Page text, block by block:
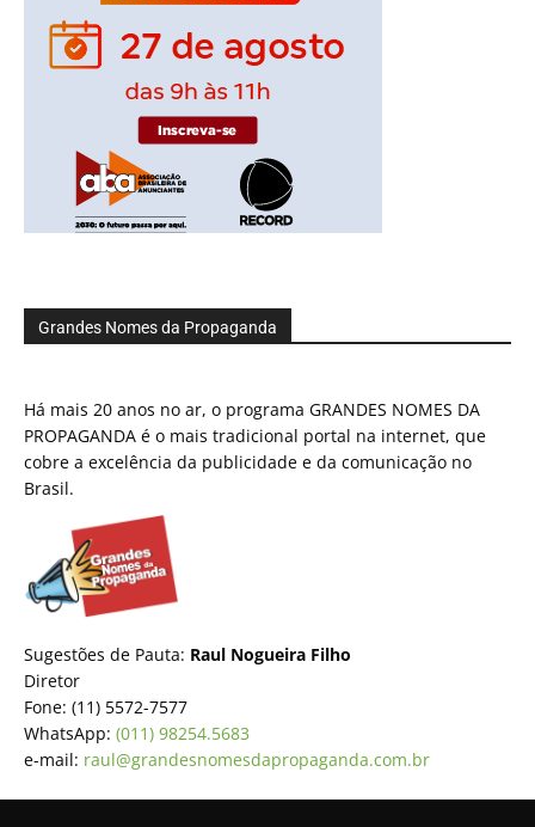
Grandes Nomes da Propaganda
Há mais 20 anos no ar, o programa GRANDES NOMES DA
PROPAGANDA é o mais tradicional portal na internet, que
cobre a excelência da publicidade e da comunicação no
Brasil.
Sugestões de Pauta: Raul Nogueira Filho
Diretor
Fone: (11) 5572-7577
WhatsApp: (011) 98254.5683
e-mail: raul@grandesnomesdapropaganda.com.br